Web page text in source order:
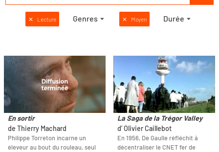
✕ Lecture Genres ✕ Moyen Durée
En sortir
de Thierry Machard
Philippe Torreton incarne un
éleveur au bout du rouleau, seul
La Saga de la Trégor Valley
d’ Olivier Caillebot
En 1956, De Gaulle réfléchit à
décentraliser le CNET fer de